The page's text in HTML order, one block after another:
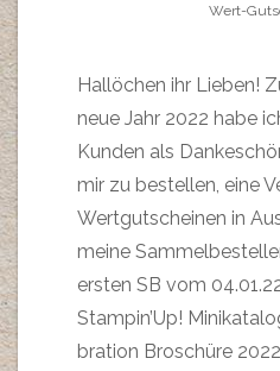
Wert-
Hallöchen ihr Lieben!
neue Jahr 2022 habe
Kunden als
mir zu bestellen, eine
Wertgutscheinen in
meine
ersten SB vom
Stampin’Up!
bration Broschüre